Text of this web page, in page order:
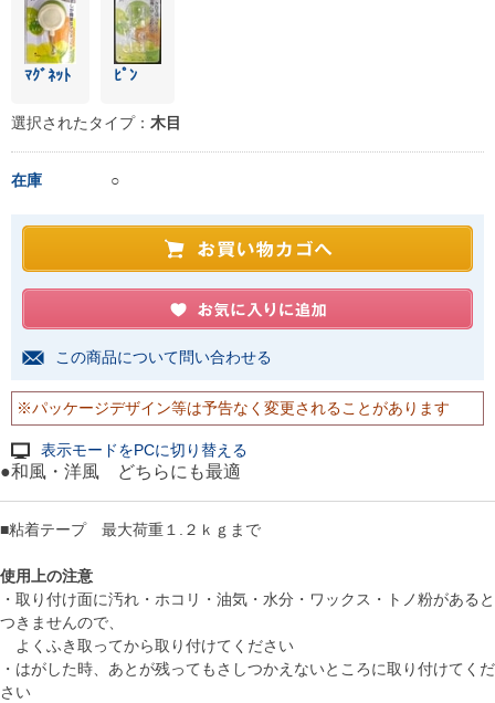
ﾏｸﾞﾈｯﾄ ﾋﾟﾝ
選択されたタイプ： 木目
在庫 ○
この商品について問い合わせる
※パッケージデザイン等は予告なく変更されることがあります
表示モードをPCに切り替える
●和風・洋風 どちらにも最適
■粘着テープ 最大荷重１.２ｋｇまで
使用上の注意
・取り付け面に汚れ・ホコリ・油気・水分・ワックス・トノ粉があると
つきませんので、
よくふき取ってから取り付けてください
・はがした時、あとが残ってもさしつかえないところに取り付けてくだ
さい